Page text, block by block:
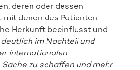
deren oder dessen
mit denen des Patienten
Herkunft beeinflusst und
im Nachteil und
internationalen
zu schaffen und mehr